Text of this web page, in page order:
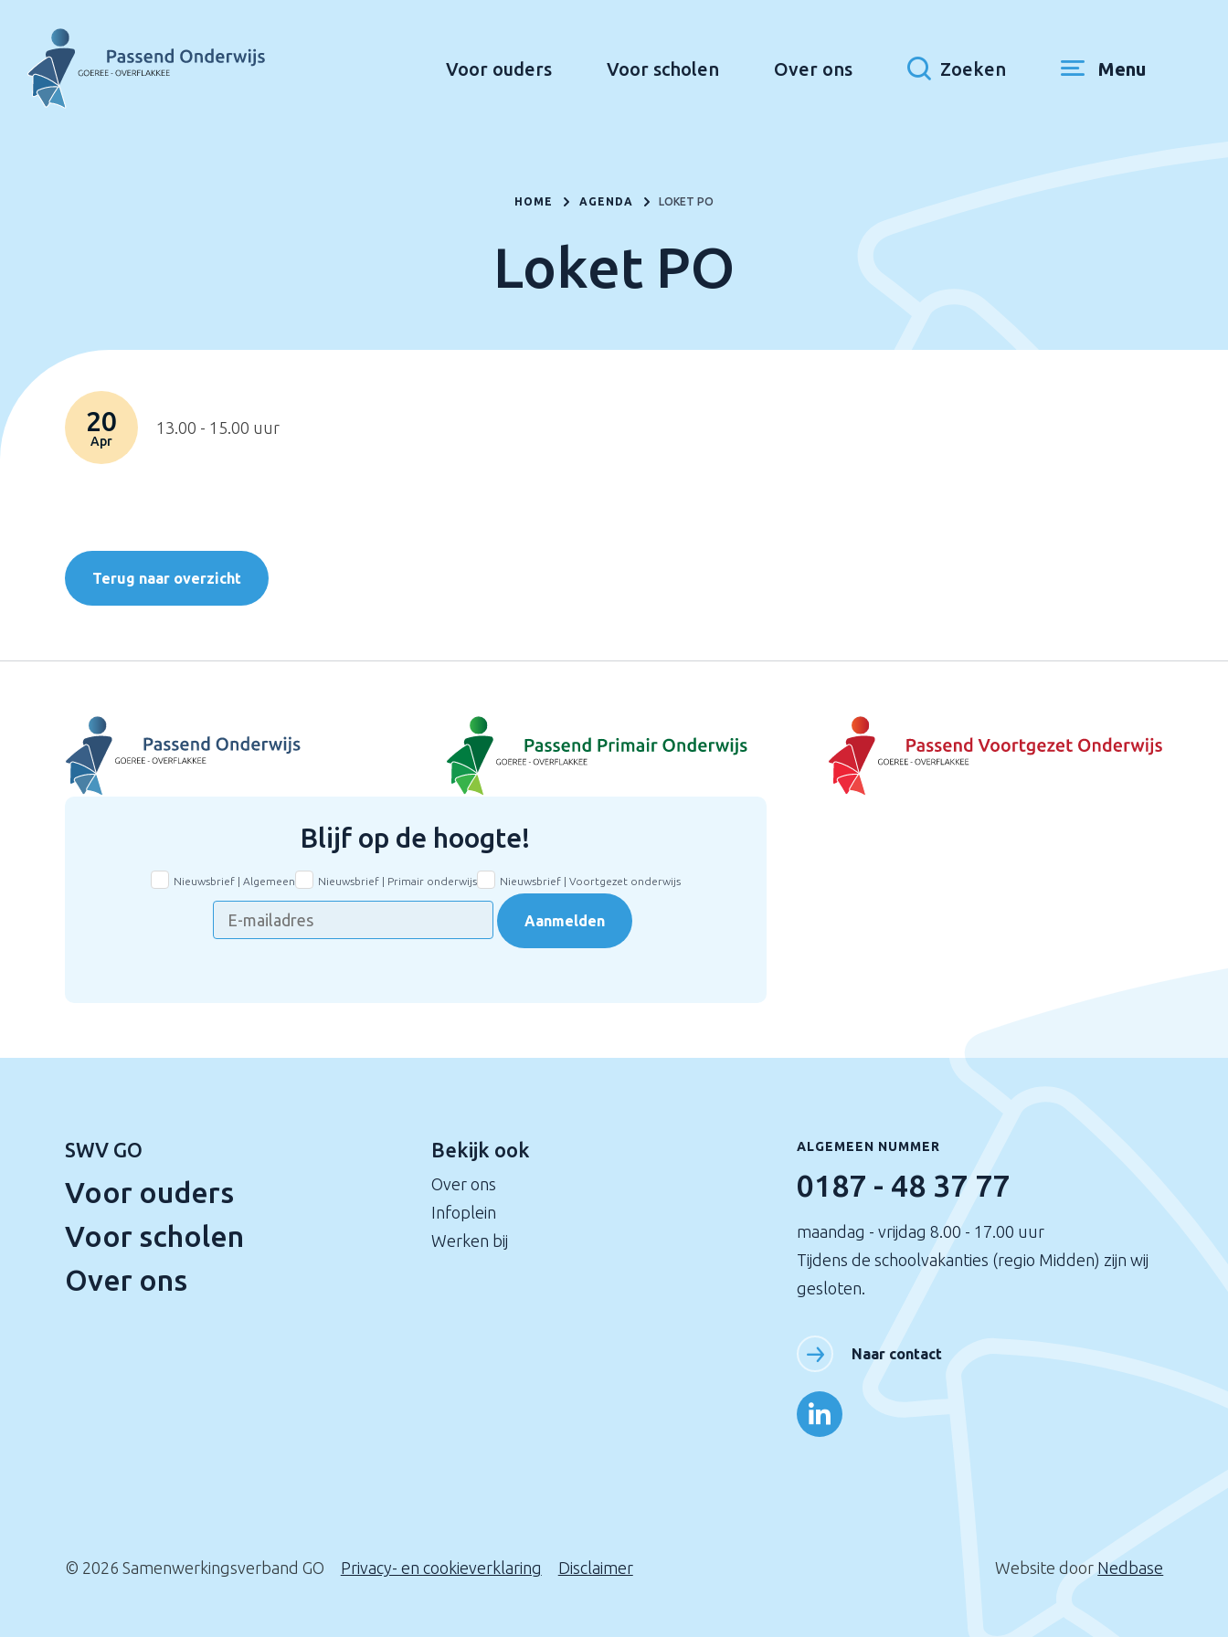
Voor ouders Voor scholen Over ons Zoeken Menu
HOME AGENDA LOKET PO
Loket PO
20
Apr
13.00 - 15.00 uur
Terug naar overzicht
Blijf op de hoogte!
Aanmelden
Nieuwsbrief | Algemeen Nieuwsbrief | Primair onderwijs Nieuwsbrief | Voortgezet onderwijs
SWV GO
Voor ouders
Voor scholen
Over ons
Bekijk ook
Over ons
Infoplein
Werken bij
ALGEMEEN NUMMER
0187 - 48 37 77
maandag - vrijdag 8.00 - 17.00 uur
Tijdens de schoolvakanties (regio Midden) zijn wij
gesloten.
Naar contact
© 2026 Samenwerkingsverband GO Privacy- en cookieverklaring Disclaimer Website door Nedbase